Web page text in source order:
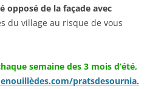
opposé de la façade avec
du village au risque de vous
semaine des 3 mois d’été,
pratsdesournia.